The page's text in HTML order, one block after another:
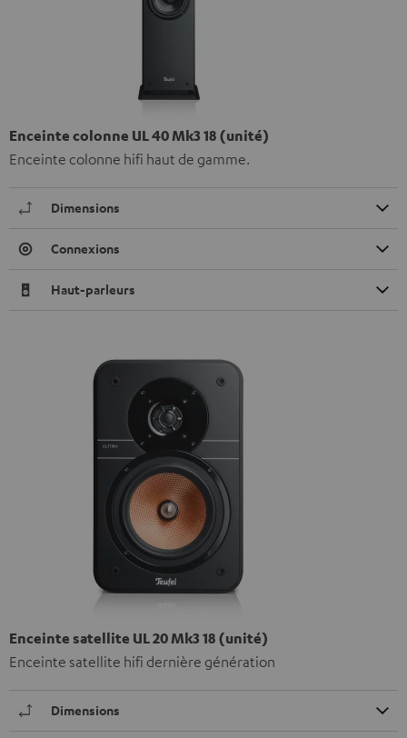
Enceinte colonne UL 40 Mk3 18 (unité)
Enceinte colonne hifi haut de gamme.
Dimensions
Connexions
Haut-parleurs
Enceinte satellite UL 20 Mk3 18 (unité)
Enceinte satellite hifi dernière génération
Dimensions